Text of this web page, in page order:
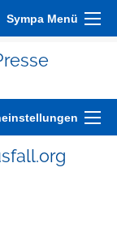
Sympa Menü